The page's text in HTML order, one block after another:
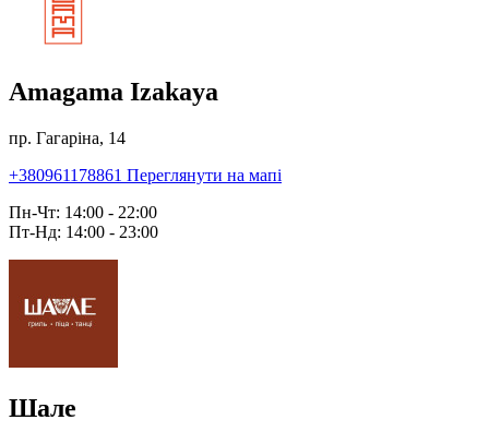
Amagama Izakaya
пр. Гагаріна, 14
+380961178861 Переглянути на мапі
Пн-Чт: 14:00 - 22:00
Пт-Нд: 14:00 - 23:00
Шале